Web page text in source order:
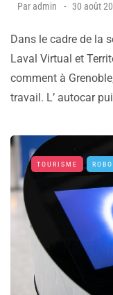
Par admin 30 août
Dans le cadre de la
Laval Virtual et
comment à
travail. L’ autocar
TOURISME